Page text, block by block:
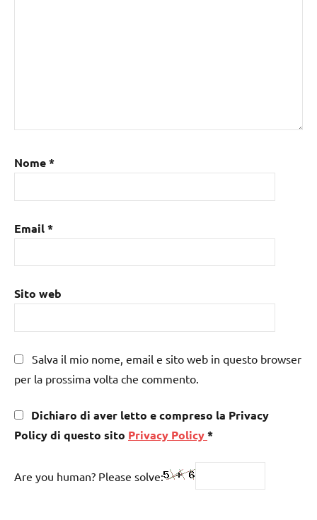
Nome*
Email*
Sito web
Salva il mio nome, email e sito web in questo browser
per la prossima volta che commento.
Dichiaro di aver letto e compreso la Privacy
Policy di questo sito Privacy Policy*
Are you human? Please solve: